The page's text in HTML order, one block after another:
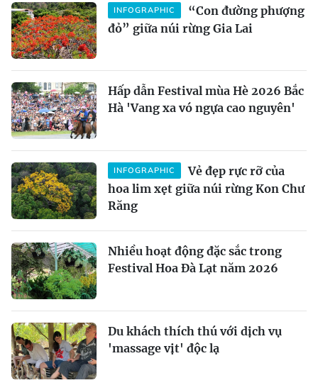
INFOGRAPHIC
“Con đường phượng
đỏ” giữa núi rừng Gia Lai
Hấp dẫn Festival mùa Hè 2026 Bắc
Hà 'Vang xa vó ngựa cao nguyên'
INFOGRAPHIC
Vẻ đẹp rực rỡ của
hoa lim xẹt giữa núi rừng Kon Chư
Răng
Nhiều hoạt động đặc sắc trong
Festival Hoa Đà Lạt năm 2026
Du khách thích thú với dịch vụ
'massage vịt' độc lạ